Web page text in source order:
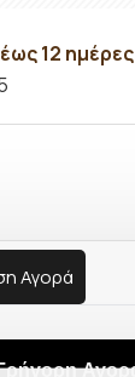
12 ημέρες
Αγορά